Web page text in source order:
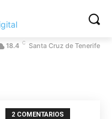
18.4 C Santa Cruz de Tenerife
2 COMENTARIOS